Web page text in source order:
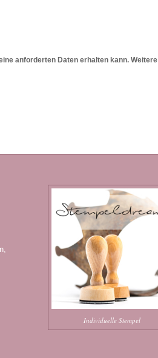
anforderten Daten erhalten kann. Weitere
Individuelle Stempel